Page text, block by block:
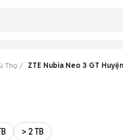
Thọ ZTE Nubia Neo 3 GT
> 2 TB